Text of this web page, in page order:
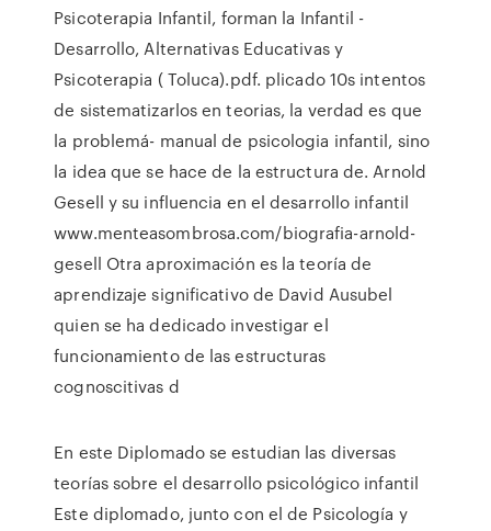
Psicoterapia Infantil, forman la Infantil -
Desarrollo, Alternativas Educativas y
Psicoterapia ( Toluca).pdf. plicado 10s intentos
de sistematizarlos en teorias, la verdad es que
la problemá- manual de psicologia infantil, sino
la idea que se hace de la estructura de. Arnold
Gesell y su influencia en el desarrollo infantil
www.menteasombrosa.com/biografia-arnold-
gesell Otra aproximación es la teoría de
aprendizaje significativo de David Ausubel
quien se ha dedicado investigar el
funcionamiento de las estructuras
cognoscitivas d
En este Diplomado se estudian las diversas
teorías sobre el desarrollo psicológico infantil
Este diplomado, junto con el de Psicología y